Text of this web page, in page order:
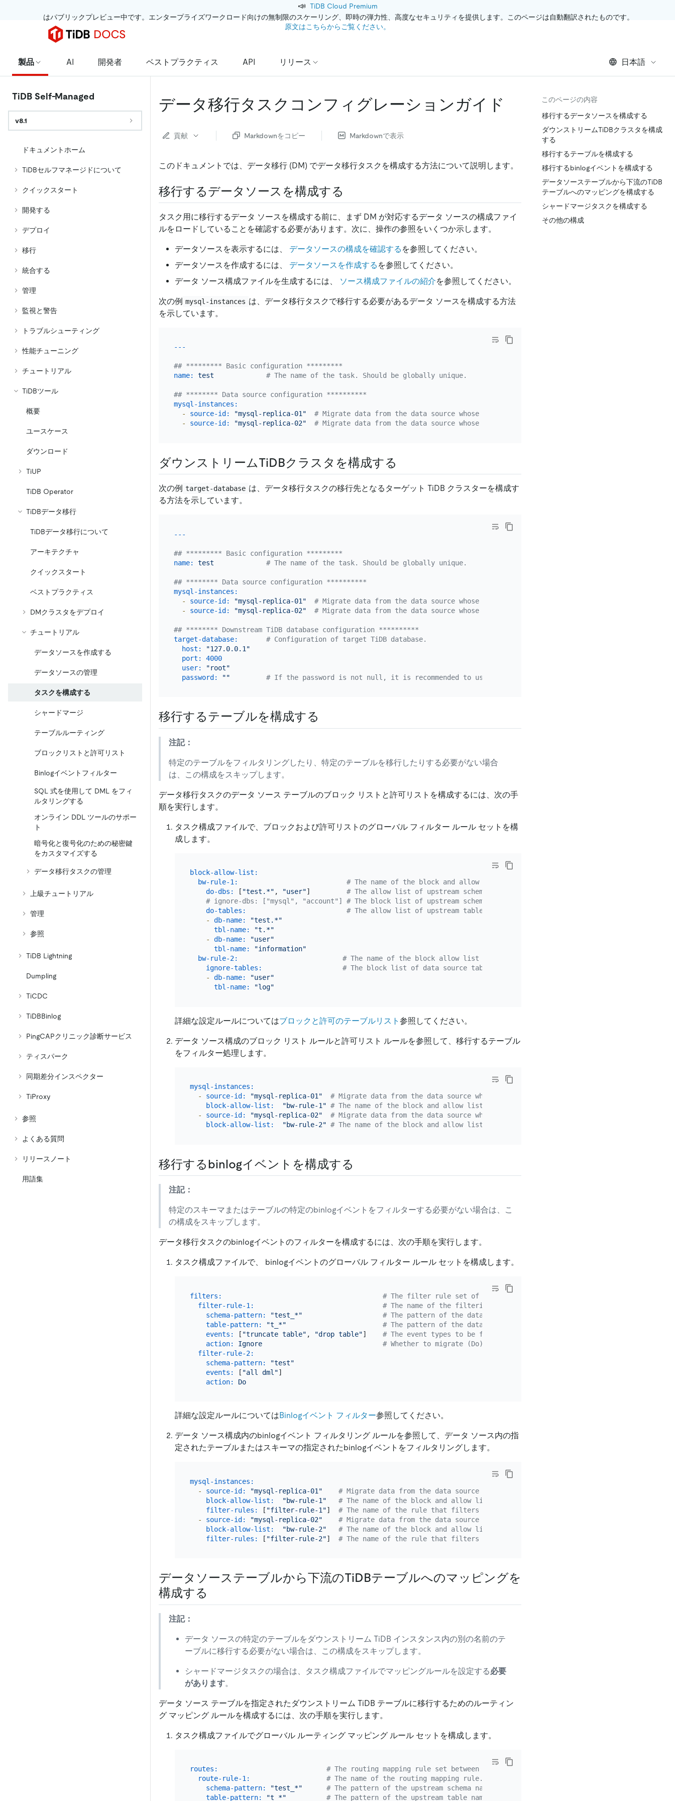
📣 TiDB Cloud Premium
はパブリックプレビュー中です。エンタープライズワークロード向けの無制限のスケーリング、即時の弾力性、高度なセキュリティを提供します。このページは自動翻訳されたものです。
原文はこちらからご覧ください。
製品 AI 開発者 ベストプラクティス API リリース 日本語
TiDB Self-Managed
v8.1
ドキュメントホーム
TiDBセルフマネージドについて
クイックスタート
開発する
デプロイ
移行
統合する
管理
監視と警告
トラブルシューティング
性能チューニング
チュートリアル
TiDBツール
概要
ユースケース
ダウンロード
TiUP
TiDB Operator
TiDBデータ移行
TiDBデータ移行について
アーキテクチャ
クイックスタート
ベストプラクティス
DMクラスタをデプロイ
チュートリアル
データソースを作成する
データソースの管理
タスクを構成する
シャードマージ
テーブルルーティング
ブロックリストと許可リスト
Binlogイベントフィルター
SQL 式を使用して DML をフィ
ルタリングする
オンライン DDL ツールのサポー
ト
暗号化と復号化のための秘密鍵
をカスタマイズする
データ移行タスクの管理
上級チュートリアル
管理
参照
TiDB Lightning
Dumpling
TiCDC
TiDBBinlog
PingCAPクリニック診断サービス
ティスパーク
同期差分インスペクター
TiProxy
参照
よくある質問
リリースノート
用語集
データ移行タスクコンフィグレーションガイド
貢献 Markdownをコピー Markdownで表示
このドキュメントでは、データ移行 (DM) でデータ移行タスクを構成する方法について説明します。
移行するデータソースを構成する
タスク用に移行するデータ ソースを構成する前に、まず DM が対応するデータ ソースの構成ファイ
ルをロードしていることを確認する必要があります。次に、操作の参照をいくつか示します。
データソースを表示するには、 データソースの構成を確認する を参照してください。
データソースを作成するには、 データソースを作成する を参照してください。
データ ソース構成ファイルを生成するには、
ソース構成ファイルの紹介を参照してください。
次の例 mysql-instances は、データ移行タスクで移行する必要があるデータ ソースを構成する方法
を示しています。
## ********* Basic configuration *********
name:
test # The name of the task. Should be globally unique.
## ******** Data source configuration **********
mysql-instances:
-
source-id: "mysql-replica-01"
# Migrate data from the data source whose `source-id` is `mysql-replica-01`.
-
source-id: "mysql-replica-02" # Migrate data from the data source whose `source-id` is `mysql-replica-02`.
ダウンストリームTiDBクラスタを構成する
次の例 target-database は、データ移行タスクの移行先となるターゲット TiDB クラスターを構成す
る方法を示しています。
## ********* Basic configuration *********
name:
test # The name of the task. Should be globally unique.
## ******** Data source configuration **********
mysql-instances:
-
source-id: "mysql-replica-01"
# Migrate data from the data source whose `source-id` is `mysql-replica-01`.
-
source-id: "mysql-replica-02" # Migrate data from the data source whose `source-id` is `mysql-replica-02`.
## ******** Downstream TiDB database configuration **********
target-database:
# Configuration of target TiDB database.
host:
"127.0.0.1"
port:
4000
user:
"root"
password:
"" # If the password is not null, it is recommended to use a password encrypted with dmctl.
移行するテーブルを構成する
注記：
特定のテーブルをフィルタリングしたり、特定のテーブルを移行したりする必要がない場合
は、この構成をスキップします。
データ移行タスクのデータ ソース テーブルのブロック リストと許可リストを構成するには、次の手
順を実行します。
タスク構成ファイルで、ブロックおよび許可リストのグローバル フィルター ルール セットを構
成します。
block-allow-list:
bw-rule-1:
# The name of the block and allow list rule.
do-dbs:
[ "test.*" , "user"] # The allow list of upstream schemas to be migrated. Wildcard characters (*?)
# ignore-dbs: ["mysql", "account"] # The block list of upstream schemas to be migrated. Wildcard characters (*?) are
do-tables:
# The allow list of upstream tables to be migrated. You only need to
-
db-name:
"test.*"
tbl-name:
"t.*"
-
db-name:
"user"
tbl-name:
"information"
bw-rule-2:
# The name of the block allow list rule.
ignore-tables:
# The block list of data source tables needs to be migrated.
-
db-name:
"user"
tbl-name:
"log"
詳細な設定ルールについてはブロックと許可のテーブルリスト 参照してください。
データ ソース構成のブロック リスト ルールと許可リスト ルールを参照して、移行するテーブル
をフィルター処理します。
mysql-instances:
-
source-id: "mysql-replica-01"
# Migrate data from the data source whose `source-id` is `mysql-replica-01`.
block-allow-list:
"bw-rule-1" # The name of the block and allow list rule. If the DM version is earlier than
-
source-id: "mysql-replica-02"
# Migrate data from the data source whose `source-id` is `mysql-replica-02`.
block-allow-list:
"bw-rule-2" # The name of the block and allow list rule. If the DM version is earlier than
移行するbinlogイベントを構成する
注記：
特定のスキーマまたはテーブルの特定のbinlogイベントをフィルターする必要がない場合は、こ
の構成をスキップします。
データ移行タスクのbinlogイベントのフィルターを構成するには、次の手順を実行します。
タスク構成ファイルで、 binlogイベントのグローバル フィルター ルール セットを構成します。
filters:
# The filter rule set of data source binlog events. You can set multiple
filter-rule-1:
# The name of the filtering rule.
schema-pattern:
"test_*"
# The pattern of the data source schema name. Wildcard characters (*?)
table-pattern:
"t_*"
# The pattern of the data source table name. Wildcard characters (*?)
events:
[ "truncate table" , "drop table"] # The event types to be filtered out in schemas or tables that match
action:
Ignore
# Whether to migrate (Do) or ignore (Ignore) the binlog that matches
filter-rule-2:
schema-pattern:
"test"
events:
[ "all dml"]
action:
Do
詳細な設定ルールについてはBinlogイベント フィルター参照してください。
データ ソース構成内のbinlogイベント フィルタリング ルールを参照して、データ ソース内の指
定されたテーブルまたはスキーマの指定されたbinlogイベントをフィルタリングします。
mysql-instances:
-
source-id: "mysql-replica-01"
# Migrate data from the data source whose `source-id` is `mysql-replica-01`.
block-allow-list:
"bw-rule-1"
# The name of the block and allow list rule. If the DM version is earlier than
filter-rules:
[ "filter-rule-1"] # The name of the rule that filters specific binlog events of the data source. You
-
source-id: "mysql-replica-02"
# Migrate data from the data source whose `source-id` is `mysql-replica-01`.
block-allow-list:
"bw-rule-2"
# The name of the block and allow list rule. If the DM version is earlier than
filter-rules:
[ "filter-rule-2"] # The name of the rule that filters specific binlog events of the data source. You
データソーステーブルから下流のTiDBテーブルへのマッピングを
構成する
注記：
データ ソースの特定のテーブルをダウンストリーム TiDB インスタンス内の別の名前のテ
ーブルに移行する必要がない場合は、この構成をスキップします。
シャードマージタスクの場合は、タスク構成ファイルでマッピングルールを設定する必要
があります。
データ ソース テーブルを指定されたダウンストリーム TiDB テーブルに移行するためのルーティン
グ マッピング ルールを構成するには、次の手順を実行します。
タスク構成ファイルでグローバル ルーティング マッピング ルール セットを構成します。
routes:
# The routing mapping rule set between the data source tables and downstream TiDB
route-rule-1:
# The name of the routing mapping rule.
schema-pattern:
"test_*"
# The pattern of the upstream schema name. Wildcard characters (*?) are supported.
table-pattern:
"t_*" # The pattern of the upstream table name. Wildcard characters (*?) are supported.
このページの内容
移行するデータソースを構成する
ダウンストリームTiDBクラスタを構成
する
移行するテーブルを構成する
移行するbinlogイベントを構成する
データソーステーブルから下流のTiDB
テーブルへのマッピングを構成する
シャードマージタスクを構成する
その他の構成